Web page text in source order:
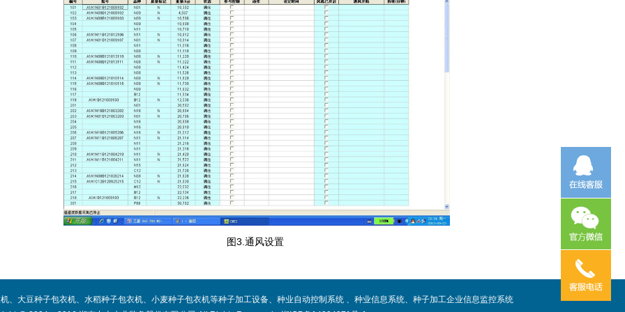
图3.通风设置
、大豆种子包衣机、水稻种子包衣机、小麦种子包衣机等种子加工设备、种业自动控制系统 、种业信息系统、种子加工企业信息监控系统